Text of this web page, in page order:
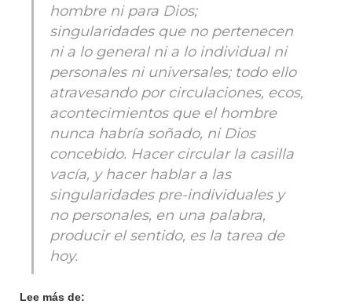
hombre ni para Dios;
singularidades que no pertenecen
ni a lo general ni a lo individual ni
personales ni universales; todo ello
atravesando por circulaciones, ecos,
acontecimientos que el hombre
nunca habría soñado, ni Dios
concebido. Hacer circular la casilla
vacía, y hacer hablar a las
singularidades pre-individuales y
no personales, en una palabra,
producir el sentido, es la tarea de
hoy.
Lee más de: